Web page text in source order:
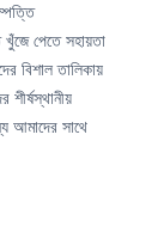
পেতে সহায়তা
বিশাল তালিকায়
শীর্ষস্থানীয়
আমাদের সাথে